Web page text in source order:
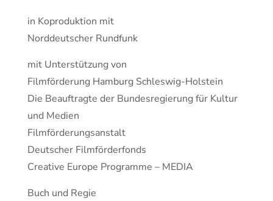
in Koproduktion mit
Norddeutscher Rundfunk
mit Unterstützung von
Filmförderung Hamburg Schleswig-Holstein
Die Beauftragte der Bundesregierung für Kultur
und Medien
Filmförderungsanstalt
Deutscher Filmförderfonds
Creative Europe Programme – MEDIA
Buch und Regie